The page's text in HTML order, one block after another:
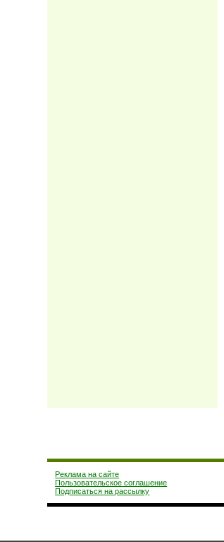
Реклама на сайте
Пользовательское соглашение
Подписаться на рассылку